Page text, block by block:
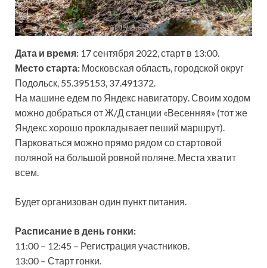
Дата и время: 17 сентября 2022, старт в 13:00.
Место старта: Московская область, городской округ
Подольск, 55.395153, 37.491372.
На машине едем по Яндекс навигатору. Своим ходом
можно добраться от Ж/Д станции «Весенняя» (тот же
Яндекс хорошо прокладывает пеший маршрут).
Парковаться можно прямо рядом со стартовой
поляной на большой ровной поляне. Места хватит
всем.
Будет организован один пункт питания.
Расписание в день гонки:
11:00 – 12:45 – Регистрация участников.
13:00 – Старт гонки.